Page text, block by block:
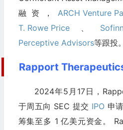
融资， ARCH Venture
T. Rowe Price、
Perceptive Advisors等跟投。
Rapport
2024年5月17日，
于周五向 SEC 提交 IPO 申
筹集至多 1 亿美元资金。